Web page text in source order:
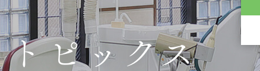
トピックス